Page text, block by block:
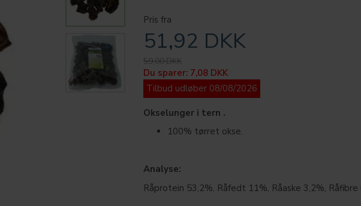
Pris fra
51,92 DKK
59,00 DKK
Du sparer: 7,08 DKK
Tilbud udløber 08/08/2026
Okselunger i tern .
100% tørret okse.
Analyse:
Råprotein 53,2%, Råfedt 11%, Råaske 3,2%, Råfibre